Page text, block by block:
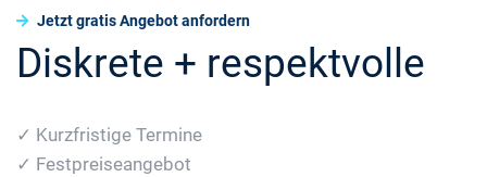
Jetzt gratis Angebot anfordern
Diskrete + respektvolle
✓ Kurzfristige Termine
✓ Festpreiseangebot